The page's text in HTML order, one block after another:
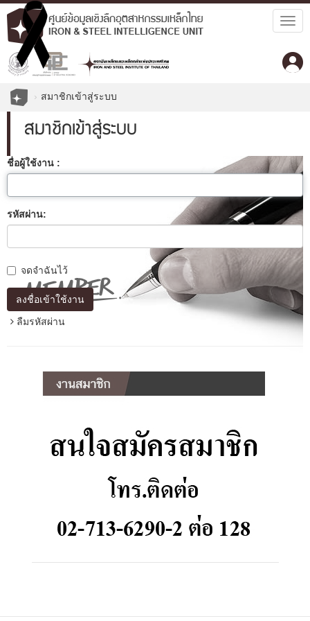
สมาชิกเข้าสู่ระบบ
สมาชิกเข้าสู่ระบบ
ชื่อผู้ใช้งาน :
รหัสผ่าน:
จดจำฉันไว้
ลงชื่อเข้าใช้งาน
ลืมรหัสผ่าน